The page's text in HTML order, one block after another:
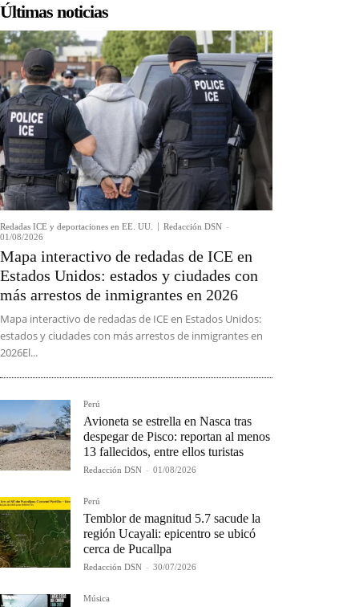
Últimas noticias
Redadas ICE y deportaciones en EE. UU. Redacción DSN -
01/08/2026
Mapa interactivo de redadas de ICE en
Estados Unidos: estados y ciudades con
más arrestos de inmigrantes en 2026
Mapa interactivo de redadas de ICE en Estados Unidos:
estados y ciudades con más arrestos de inmigrantes en
2026El...
Perú
Avioneta se estrella en Nasca tras
despegar de Pisco: reportan al menos
13 fallecidos, entre ellos turistas
Redacción DSN - 01/08/2026
Perú
Temblor de magnitud 5.7 sacude la
región Ucayali: epicentro se ubicó
cerca de Pucallpa
Redacción DSN - 30/07/2026
Música